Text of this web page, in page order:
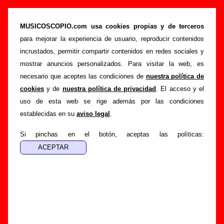
MUSICOSCOPIO.com usa cookies propias y de terceros
para mejorar la experiencia de usuario, reproducir contenidos
incrustados, permitir compartir contenidos en redes sociales y
mostrar anuncios personalizados. Para visitar la web, es
necesario que aceptes las condiciones de nuestra política de
cookies y de nuestra política de privacidad . El acceso y el
uso de esta web se rige además por las condiciones
establecidas en su aviso legal .
Si pinchas en el botón, aceptas las políticas:
Le Mans - Añadir o corregir información
Portada >Le Mans >Añadir
Si tienes información adicional, puedes enviar nueva
información o corregir la existente mediante el siguiente
formulario o escribiendo un e-mail a
guialven@musicoscopio.com.Gracias por tu
colaboración.
Nombre: